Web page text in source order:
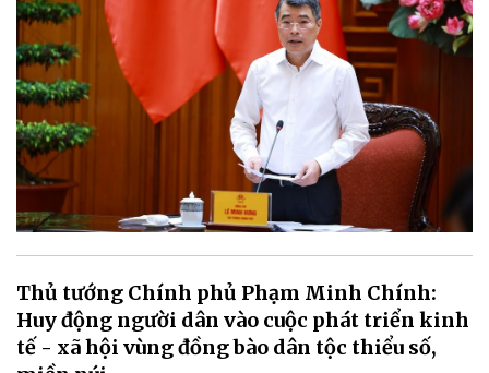
Thủ tướng Chính phủ Phạm Minh Chính:
Huy động người dân vào cuộc phát triển kinh
tế - xã hội vùng đồng bào dân tộc thiểu số,